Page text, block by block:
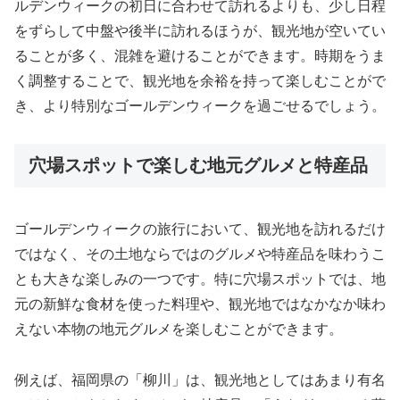
ルデンウィークの初日に合わせて訪れるよりも、少し日程
をずらして中盤や後半に訪れるほうが、観光地が空いてい
ることが多く、混雑を避けることができます。時期をうま
く調整することで、観光地を余裕を持って楽しむことがで
き、より特別なゴールデンウィークを過ごせるでしょう。
穴場スポットで楽しむ地元グルメと特産品
ゴールデンウィークの旅行において、観光地を訪れるだけ
ではなく、その土地ならではのグルメや特産品を味わうこ
とも大きな楽しみの一つです。特に穴場スポットでは、地
元の新鮮な食材を使った料理や、観光地ではなかなか味わ
えない本物の地元グルメを楽しむことができます。
例えば、福岡県の「柳川」は、観光地としてはあまり有名